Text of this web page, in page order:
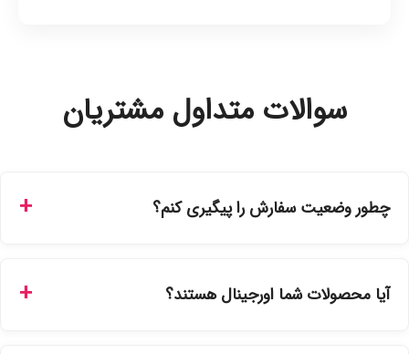
سوالات متداول مشتریان
چطور وضعیت سفارش را پیگیری کنم؟
سفارشات در سایت، وضعیت لحظه‌ای مرسوله را مشاهده کنید.
آیا محصولات شما اورجینال هستند؟